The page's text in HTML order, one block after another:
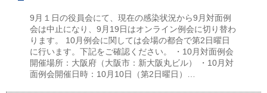
9月１日の役員会にて、現在の感染状況から9月対面例
会は中止になり、9月19日はオンライン例会に切り替わ
ります。 10月例会に関しては会場の都合で第2日曜日
に行います。下記をご確認ください。 ・10月対面例会
開催場所：大阪府（大阪市：新大阪丸ビル） ・10月対
面例会開催日時：10月10日（第2日曜日）…